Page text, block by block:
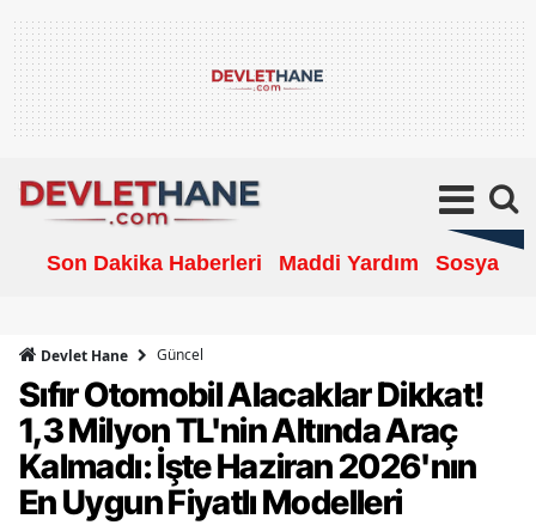
Son Dakika Haberleri Maddi Yardım Sosyal
Devlet Hane Güncel
Sıfır Otomobil Alacaklar Dikkat!
1,3 Milyon TL'nin Altında Araç
Kalmadı: İşte Haziran 2026'nın
En Uygun Fiyatlı Modelleri